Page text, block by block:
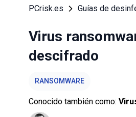
PCrisk.es Guías de
Virus
descifrado
RANSOMWARE
Conocido también como: